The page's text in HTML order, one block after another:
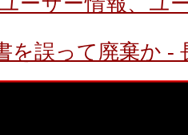
を誤って廃棄か -